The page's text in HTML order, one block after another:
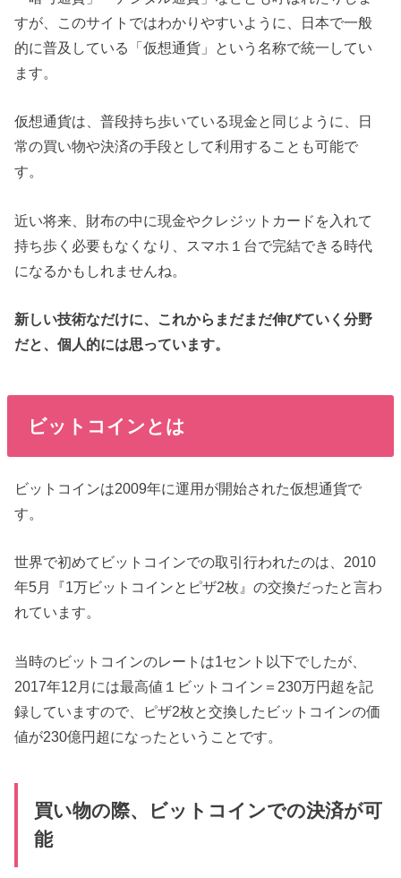
すが、このサイトではわかりやすいように、日本で一般
的に普及している「仮想通貨」という名称で統一してい
ます。
仮想通貨は、普段持ち歩いている現金と同じように、日
常の買い物や決済の手段として利用することも可能で
す。
近い将来、財布の中に現金やクレジットカードを入れて
持ち歩く必要もなくなり、スマホ１台で完結できる時代
になるかもしれませんね。
新しい技術なだけに、これからまだまだ伸びていく分野
だと、個人的には思っています。
ビットコインとは
ビットコインは2009年に運用が開始された仮想通貨で
す。
世界で初めてビットコインでの取引行われたのは、2010
年5月『1万ビットコインとピザ2枚』の交換だったと言わ
れています。
当時のビットコインのレートは1セント以下でしたが、
2017年12月には最高値１ビットコイン＝230万円超を記
録していますので、ピザ2枚と交換したビットコインの価
値が230億円超になったということです。
買い物の際、ビットコインでの決済が可
能